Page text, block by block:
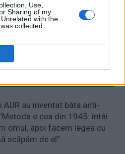
Use,
Sharing of my
with the
collected.
AUR au inventat bâta anti-
e cea din 1945: întâi
omul, apoi facem legea cu
scăpăm de el”